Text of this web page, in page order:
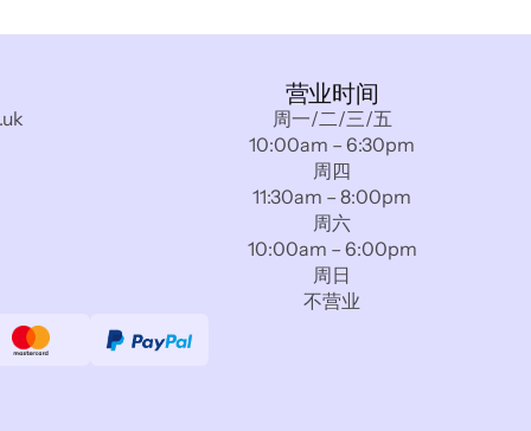
营业时间
周一/二/三/五
10:00am – 6:30pm
周四
11:30am – 8:00pm
周六
10:00am – 6:00pm
周日
不营业